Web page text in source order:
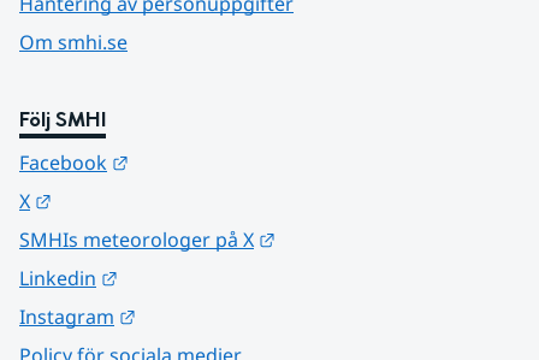
Om smhi.se
Följ SMHI
Facebook
X
SMHIs meteorologer på X
Linkedin
Instagram